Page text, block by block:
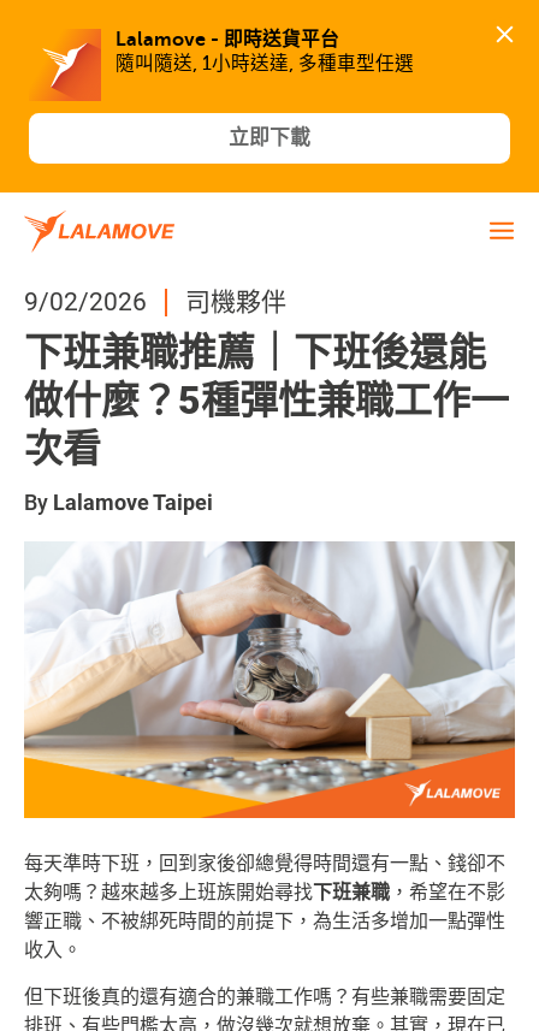
Lalamove - 即時送貨平台
隨叫隨送, 1小時送達, 多種車型任選
立即下載
9/02/2026 司機夥伴
下班兼職推薦｜下班後還能
做什麼？5種彈性兼職工作一
次看
By Lalamove Taipei
每天準時下班，回到家後卻總覺得時間還有一點、錢卻不
太夠嗎？ 越來越多上班族開始尋找下班兼職 ，希望在不影
響正職、不被綁死時間的前提下，為生活多增加一點彈性
收入。
但下班後真的還有適合的兼職工作嗎？ 有些兼職需要固定
排班、有些門檻太高，做沒幾次就想放棄。其實，現在已